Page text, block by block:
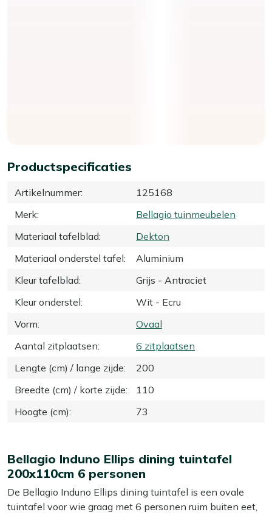
Productspecificaties
Artikelnummer:
125168
Merk:
Bellagio tuinmeubelen
Materiaal tafelblad:
Dekton
Materiaal onderstel tafel:
Aluminium
Kleur tafelblad:
Grijs - Antraciet
Kleur onderstel:
Wit - Ecru
Vorm:
Ovaal
Aantal zitplaatsen:
6 zitplaatsen
Lengte (cm) / lange zijde:
200
Breedte (cm) / korte zijde:
110
Hoogte (cm): 73
Bellagio Induno Ellips dining tuintafel
200x110cm 6 personen
De Bellagio Induno Ellips dining tuintafel is een ovale
tuintafel voor wie graag met 6 personen ruim buiten eet,